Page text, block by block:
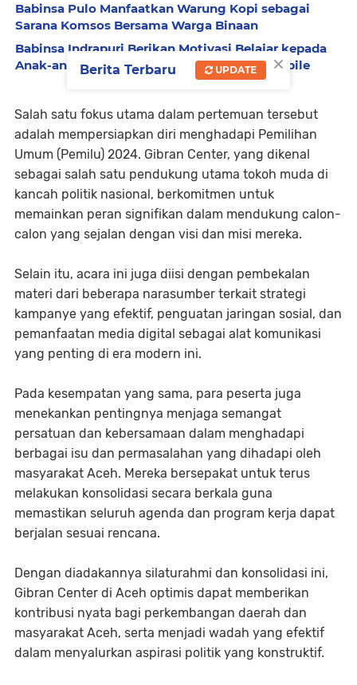
Babinsa Pulo Manfaatkan Warung Kopi sebagai
Sarana Komsos Bersama Warga Binaan
Babinsa Indrapuri Berikan Motivasi Belajar kepada
Anak-anak, Ajak Kurangi Bermain Game Mobile
Salah satu fokus utama dalam pertemuan tersebut
adalah mempersiapkan diri menghadapi Pemilihan
Umum (Pemilu) 2024. Gibran Center, yang dikenal
sebagai salah satu pendukung utama tokoh muda di
kancah politik nasional, berkomitmen untuk
memainkan peran signifikan dalam mendukung calon-
calon yang sejalan dengan visi dan misi mereka.
Selain itu, acara ini juga diisi dengan pembekalan
materi dari beberapa narasumber terkait strategi
kampanye yang efektif, penguatan jaringan sosial, dan
pemanfaatan media digital sebagai alat komunikasi
yang penting di era modern ini.
Pada kesempatan yang sama, para peserta juga
menekankan pentingnya menjaga semangat
persatuan dan kebersamaan dalam menghadapi
berbagai isu dan permasalahan yang dihadapi oleh
masyarakat Aceh. Mereka bersepakat untuk terus
melakukan konsolidasi secara berkala guna
memastikan seluruh agenda dan program kerja dapat
berjalan sesuai rencana.
Dengan diadakannya silaturahmi dan konsolidasi ini,
Gibran Center di Aceh optimis dapat memberikan
kontribusi nyata bagi perkembangan daerah dan
masyarakat Aceh, serta menjadi wadah yang efektif
dalam menyalurkan aspirasi politik yang konstruktif.
×
Berita Terbaru UPDATE